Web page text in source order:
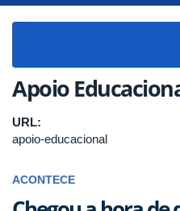
Apoio
URL:
apoio-educacional
ACONTECE